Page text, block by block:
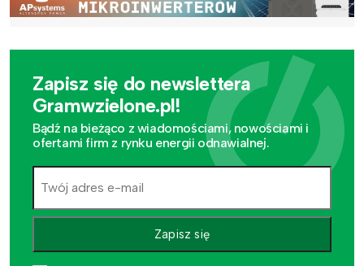
Zapisz się do newslettera
Gramwzielone.pl!
Bądź na bieżąco z wiadomościami, nowościami i
ofertami firm z rynku energii odnawialnej.
Zapisz się